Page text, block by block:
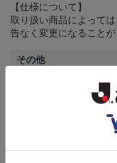
【仕様について】
取り扱い商品によって
告なく変更になることが
その他
ギフト対応につ